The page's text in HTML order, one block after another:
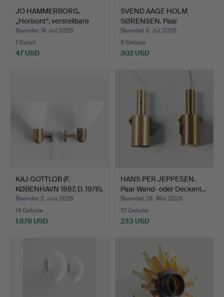
JO HAMMERBORG.
„Horisont“, verstellbare
Wa…
Beendet 19. Jul 2026
1 Gebot
47 USD
SVEND AAGE HOLM
SØRENSEN. Paar
Wandleuchte…
Beendet 6. Jul 2026
6 Gebote
302 USD
KAJ GOTTLOB (F.
KØBENHAVN 1887, D. 1976).
…
Beendet 2. Jun 2026
14 Gebote
1.678 USD
HANS PER JEPPESEN.
Paar Wand- oder Deckenl…
Beendet 28. Mai 2026
10 Gebote
233 USD